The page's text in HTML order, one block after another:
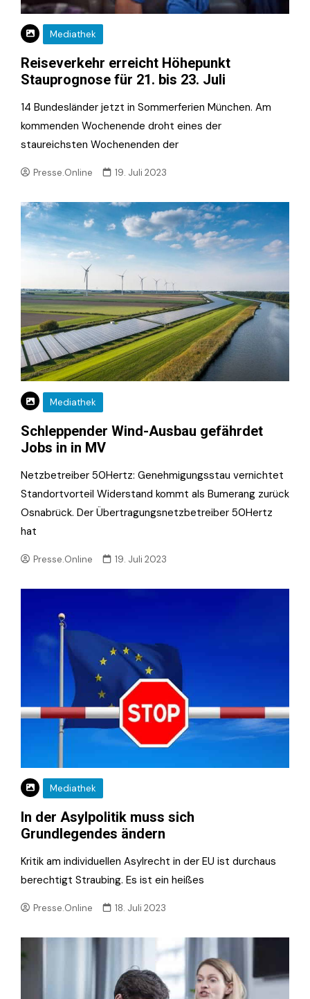
Mediathek
Reiseverkehr erreicht Höhepunkt
Stauprognose für 21. bis 23. Juli
14 Bundesländer jetzt in Sommerferien München. Am
kommenden Wochenende droht eines der
staureichsten Wochenenden der
Presse.Online 19. Juli 2023
Mediathek
Schleppender Wind-Ausbau gefährdet
Jobs in in MV
Netzbetreiber 50Hertz: Genehmigungsstau vernichtet
Standortvorteil Widerstand kommt als Bumerang zurück
Osnabrück. Der Übertragungsnetzbetreiber 50Hertz
hat
Presse.Online 19. Juli 2023
Mediathek
In der Asylpolitik muss sich
Grundlegendes ändern
Kritik am individuellen Asylrecht in der EU ist durchaus
berechtigt Straubing. Es ist ein heißes
Presse.Online 18. Juli 2023